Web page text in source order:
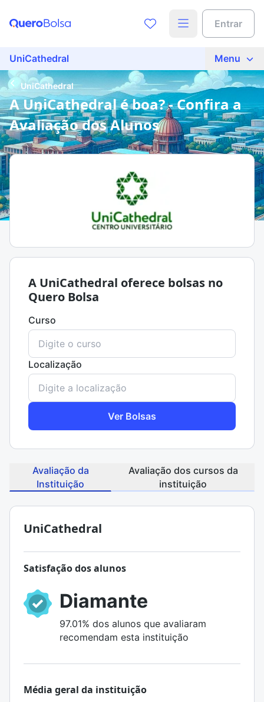
Entrar
UniCathedral Menu
UniCathedral
A UniCathedral é boa? - Confira a
Avaliação dos Alunos
A UniCathedral oferece bolsas no
Quero Bolsa
Curso
Localização
Ver Bolsas
Avaliação da
Instituição
Avaliação dos cursos da
instituição
UniCathedral
Satisfação dos alunos
Diamante
97.01% dos alunos que avaliaram
recomendam esta instituição
Média geral da instituição